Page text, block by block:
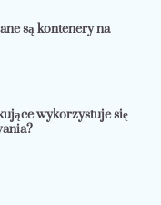
są kontenery na
wykorzystuje się